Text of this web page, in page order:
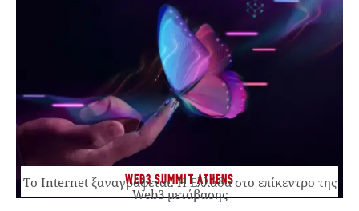
WEB3 SUMMIT ATHENS
Το Internet ξαναγράφεται. Η Ελλάδα στο επίκεντρο της
Web3 μετάβασης